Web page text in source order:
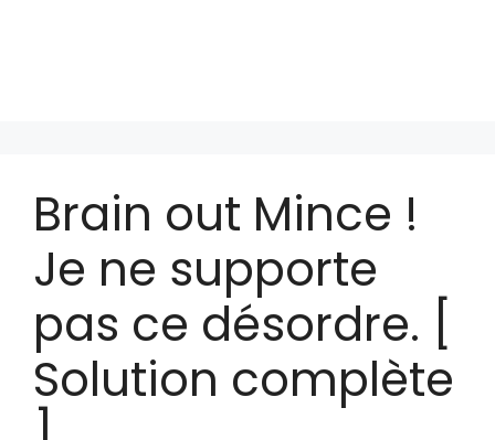
Brain out Mince !
Je ne supporte
pas ce désordre. [
Solution complète